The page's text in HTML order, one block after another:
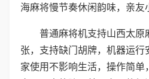
海麻将慢节奏休闲韵味，亲友
普通麻将机支持山西太原
张，支持缺门胡牌，机器运行
家使用不影响生活，操作简单